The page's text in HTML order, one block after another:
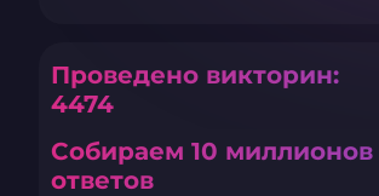
Проведено викторин:
4474
Собираем 10 миллионов
ответов